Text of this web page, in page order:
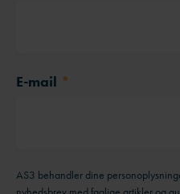
E-mail *
AS3 behandler dine